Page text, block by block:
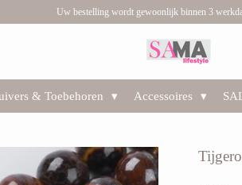
Uw bestelling wordt gewoonlijk binnen 3
& Toebehoren Accessoires